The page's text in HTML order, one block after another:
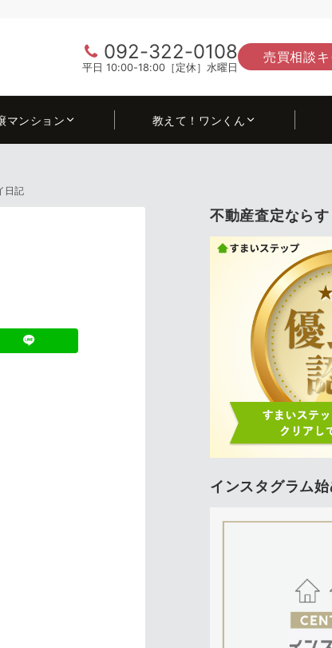
092-322-0108
平日 10:00-18:00［定休］水曜日
売買相談キ
マンション 教えて！ワンくん
日記
不動産査定なら
インスタグラム